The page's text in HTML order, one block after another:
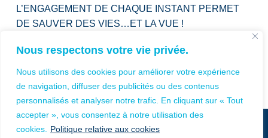
Nous respectons votre vie privée.
Nous utilisons des cookies pour améliorer votre expérience
de navigation, diffuser des publicités ou des contenus
personnalisés et analyser notre trafic. En cliquant sur « Tout
accepter », vous consentez à notre utilisation des
cookies.
Politique relative aux cookies
L’ENGAGEMENT DE CHAQUE INSTANT PERMET
DE SAUVER DES VIES…ET LA VUE !